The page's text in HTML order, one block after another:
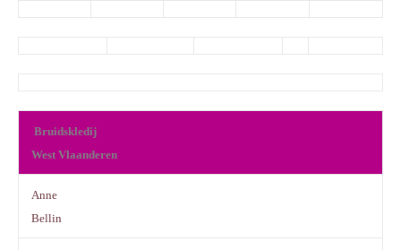
Bruidskledij
West Vlaanderen
Anne
Bellin